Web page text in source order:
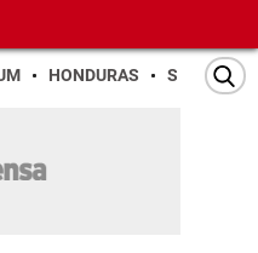
HONDURAS SAN PEDRO